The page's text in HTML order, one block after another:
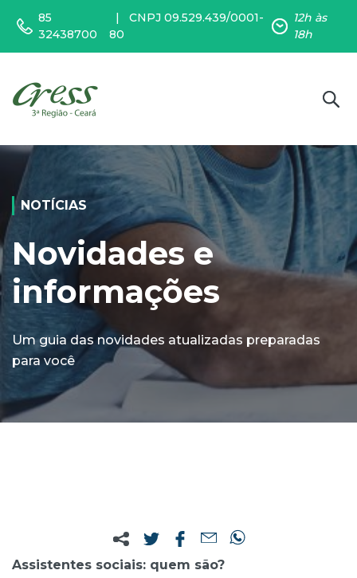
85
32438700
CNPJ 09.529.439/0001-
80
12h às
18h
no site
NOTÍCIAS
Novidades e
informações
Um guia das novidades atualizadas preparadas
para você
EXERCÍCIO
PROFISSIONAL
Assistentes sociais: quem são?